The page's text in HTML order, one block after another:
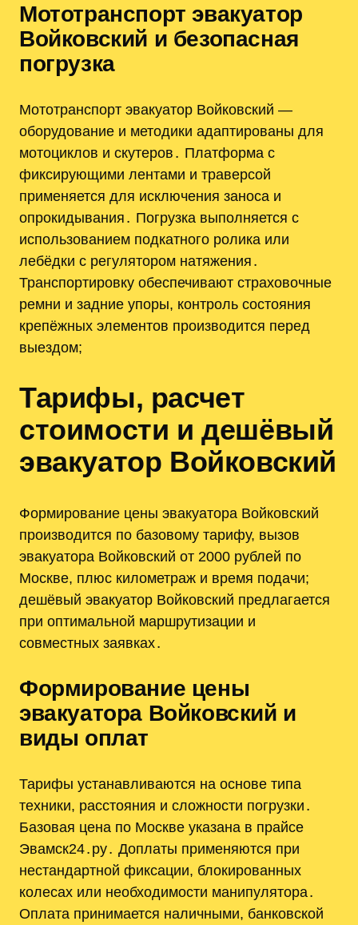
Мототранспорт эвакуатор
Войковский и безопасная
погрузка
Мототранспорт эвакуатор Войковский —
оборудование и методики адаптированы для
мотоциклов и скутеров․ Платформа с
фиксирующими лентами и траверсой
применяется для исключения заноса и
опрокидывания․ Погрузка выполняется с
использованием подкатного ролика или
лебёдки с регулятором натяжения․
Транспортировку обеспечивают страховочные
ремни и задние упоры, контроль состояния
крепёжных элементов производится перед
выездом;
Тарифы, расчет
стоимости и дешёвый
эвакуатор Войковский
Формирование цены эвакуатора Войковский
производится по базовому тарифу, вызов
эвакуатора Войковский от 2000 рублей по
Москве, плюс километраж и время подачи;
дешёвый эвакуатор Войковский предлагается
при оптимальной маршрутизации и
совместных заявках․
Формирование цены
эвакуатора Войковский и
виды оплат
Тарифы устанавливаются на основе типа
техники, расстояния и сложности погрузки․
Базовая цена по Москве указана в прайсе
Эвамск24․ру․ Доплаты применяются при
нестандартной фиксации, блокированных
колесах или необходимости манипулятора․
Оплата принимается наличными, банковской